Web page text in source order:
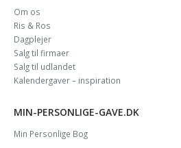
Om os
Ris & Ros
Dagplejer
Salg til firmaer
Salg til udlandet
Kalendergaver – inspiration
MIN-PERSONLIGE-GAVE.DK
Min Personlige Bog